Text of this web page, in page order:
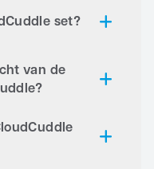
voor kinderen
set?
van de